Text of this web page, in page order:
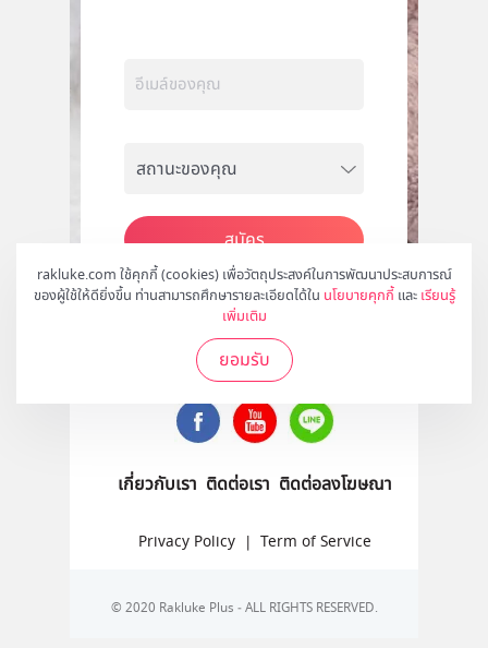
rakluke.com ใช้คุกกี้ (cookies) เพื่อวัตถุประสงค์ในการพัฒนาประสบการณ์
ของผู้ใช้ให้ดียิ่งขึ้น ท่านสามารถศึกษารายละเอียดได้ใน นโยบายคุกกี้ และ เรียนรู้
เพิ่มเติม
ยอมรับ
สมัคร
ติดตามเราได้ที่
เกี่ยวกับเรา ติดต่อเรา ติดต่อลงโฆษณา
Privacy Policy | Term of Service
© 2020 Rakluke Plus - ALL RIGHTS RESERVED.